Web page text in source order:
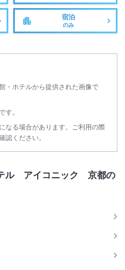
宿泊
のみ
・ホテルから提供された画像で
す。
なる場合があります。ご利用の際
認ください。
ル アイコニック 京都の